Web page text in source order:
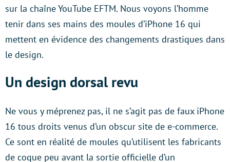
sur la chaîne YouTube EFTM. Nous voyons l’homme
tenir dans ses mains des moules d’iPhone 16 qui
mettent en évidence des changements drastiques dans
le design.
Un design dorsal revu
Ne vous y méprenez pas, il ne s’agit pas de faux iPhone
16 tous droits venus d’un obscur site de e-commerce.
Ce sont en réalité de moules qu’utilisent les fabricants
de coque peu avant la sortie officielle d’un